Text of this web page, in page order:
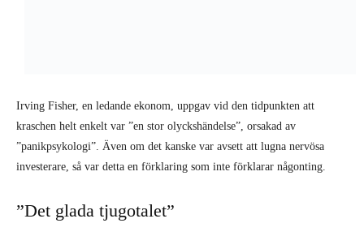
Irving Fisher, en ledande ekonom, uppgav vid den tidpunkten att
kraschen helt enkelt var ”en stor olyckshändelse”, orsakad av
”panikpsykologi”. Även om det kanske var avsett att lugna nervösa
investerare, så var detta en förklaring som inte förklarar någonting.
”Det glada tjugotalet”